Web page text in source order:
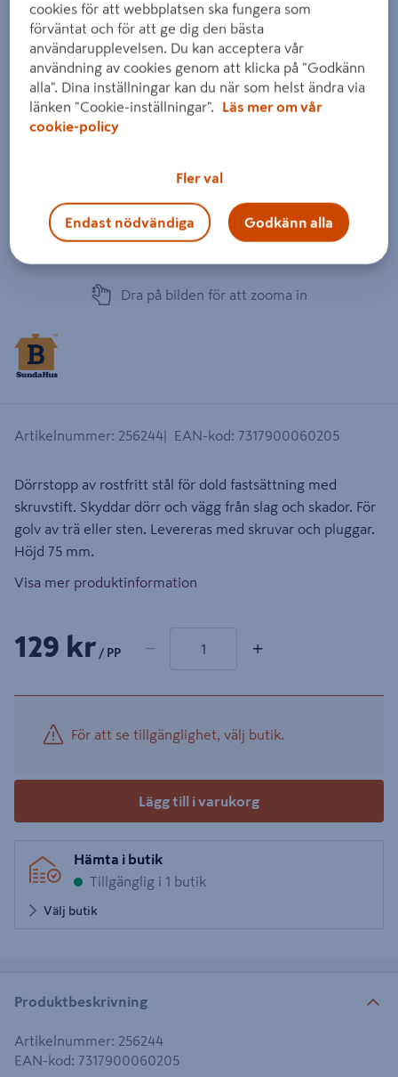
Föregående
Dra på bilden för att zooma in
Artikelnummer: 256244 EAN-kod: 7317900060205
Dörrstopp av rostfritt stål för dold fastsättning med
skruvstift. Skyddar dörr och vägg från slag och skador. För
golv av trä eller sten. Levereras med skruvar och pluggar.
Höjd 75 mm.
Visa mer produktinformation
129 kr / PP − +
För att se tillgänglighet, välj butik.
Lägg till i varukorg
Hämta i butik
Tillgänglig i 1 butik
Välj butik
Produktbeskrivning
Artikelnummer: 256244
EAN-kod: 7317900060205
cookies för att webbplatsen ska fungera som
förväntat och för att ge dig den bästa
användarupplevelsen. Du kan acceptera vår
användning av cookies genom att klicka på "Godkänn
alla". Dina inställningar kan du när som helst ändra via
länken "Cookie-inställningar".
Läs mer om vår
cookie-policy
Fler val
Endast nödvändiga Godkänn alla